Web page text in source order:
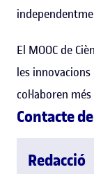
El MOOC de
les
col·laboren
Contacte
Redacció